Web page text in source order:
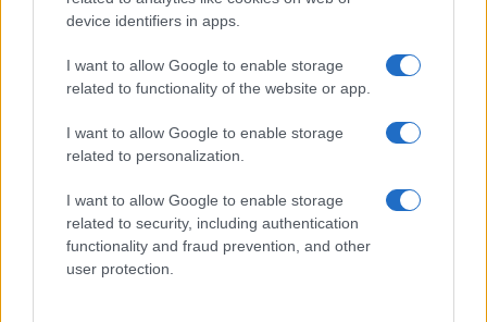
device identifiers in apps.
I want to allow Google to enable storage
related to functionality of the website or app.
I want to allow Google to enable storage
related to personalization.
I want to allow Google to enable storage
related to security, including authentication
functionality and fraud prevention, and other
user protection.
Continua a leggere